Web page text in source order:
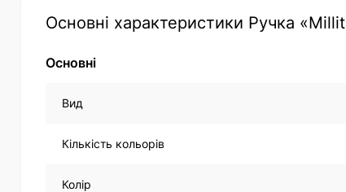
Основні характеристики Ручка
Основні
Вид
Кількість кольорів
Колір